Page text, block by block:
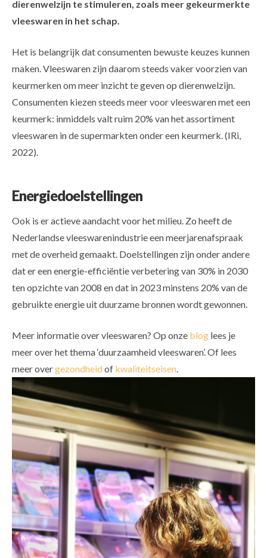
dierenwelzijn te stimuleren, zoals meer gekeurmerkte
vleeswaren in het schap.
Het is belangrijk dat consumenten bewuste keuzes kunnen
maken. Vleeswaren zijn daarom steeds vaker voorzien van
keurmerken om meer inzicht te geven op dierenwelzijn.
Consumenten kiezen steeds meer voor vleeswaren met een
keurmerk: inmiddels valt ruim 20% van het assortiment
vleeswaren in de supermarkten onder een keurmerk. (IRi,
2022).
Energiedoelstellingen
Ook is er actieve aandacht voor het milieu. Zo heeft de
Nederlandse vleeswarenindustrie een meerjarenafspraak
met de overheid gemaakt. Doelstellingen zijn onder andere
dat er een energie-efficiëntie verbetering van 30% in 2030
ten opzichte van 2008 en dat in 2023 minstens 20% van de
gebruikte energie uit duurzame bronnen wordt gewonnen.
Meer informatie over vleeswaren? Op onze blog lees je
meer over het thema ‘duurzaamheid vleeswaren’. Of lees
meer overgezondheid of kwaliteitseisen.